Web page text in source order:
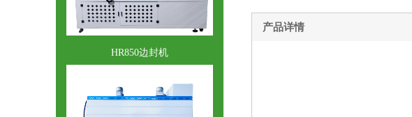
HR850边封机 产品详情